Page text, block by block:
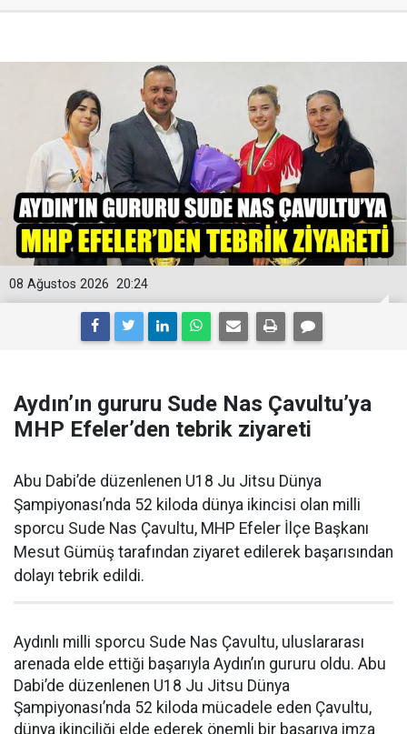
20:24
08 Ağustos 2026
Aydın’ın gururu Sude Nas Çavultu’ya
MHP Efeler’den tebrik ziyareti
Abu Dabi’de düzenlenen U18 Ju Jitsu Dünya
Şampiyonası’nda 52 kiloda dünya ikincisi olan milli
sporcu Sude Nas Çavultu, MHP Efeler İlçe Başkanı
Mesut Gümüş tarafından ziyaret edilerek başarısından
dolayı tebrik edildi.
Aydınlı milli sporcu Sude Nas Çavultu, uluslararası
arenada elde ettiği başarıyla Aydın’ın gururu oldu. Abu
Dabi’de düzenlenen U18 Ju Jitsu Dünya
Şampiyonası’nda 52 kiloda mücadele eden Çavultu,
dünya ikinciliği elde ederek önemli bir başarıya imza